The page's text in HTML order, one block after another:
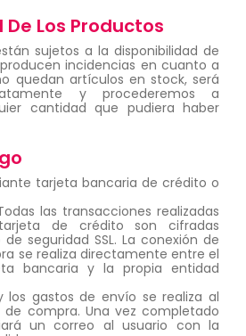
Los Productos
sujetos a la disponibilidad de
incidencias en cuanto a
quedan artículos en stock, será
y procederemos a
cantidad que pudiera haber
tarjeta bancaria de crédito o
las transacciones realizadas
de crédito son cifradas
seguridad SSL. La conexión de
se realiza directamente entre el
bancaria y la propia entidad
los gastos de envío se realiza al
compra. Una vez completado
un correo al usuario con la